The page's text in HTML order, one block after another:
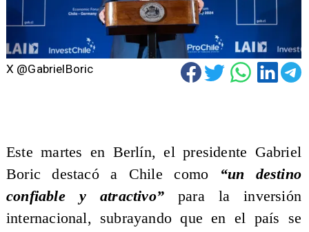
X @GabrielBoric
Este martes en Berlín, el presidente Gabriel
Boric destacó a Chile como
“un destino
confiable y atractivo” para la inversión
internacional, subrayando que en el país se